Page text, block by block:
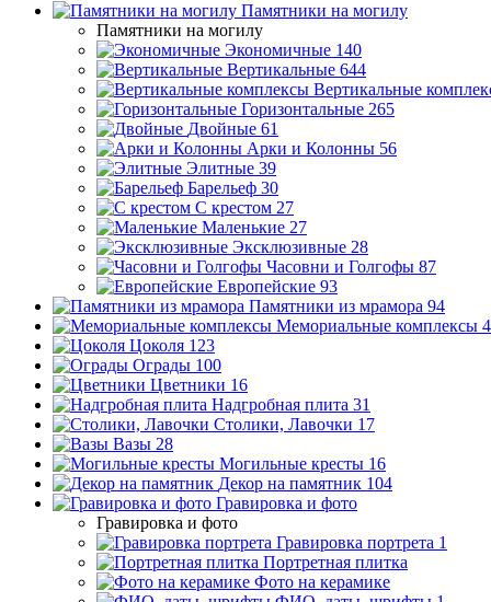
Памятники на могилу
Памятники на могилу
Экономичные 140
Вертикальные 644
Вертикальные
Горизонтальные 265
Двойные 61
Арки и Колонны 56
Элитные 39
Барельеф 30
С крестом 27
Маленькие 27
Эксклюзивные 28
Часовни и Голгофы 87
Европейские 93
Памятники из мрамора 94
Мемориальные комплексы
Цоколя 123
Ограды 100
Цветники 16
Надгробная плита 31
Столики, Лавочки 17
Вазы 28
Могильные кресты 16
Декор на памятник 104
Гравировка и фото
Гравировка и фото
Гравировка портрета 1
Портретная плитка
Фото на керамике